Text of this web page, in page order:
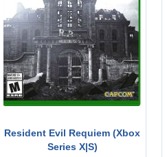
Resident Evil Requiem (Xbox
Series X|S)